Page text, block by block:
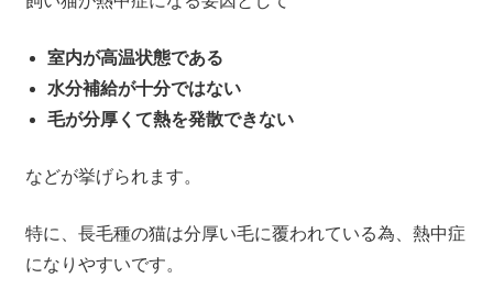
室内が高温状態である
水分補給が十分ではない
毛が分厚くて熱を発散できない
などが挙げられます。
特に、長毛種の猫は分厚い毛に覆われている為、熱中症
になりやすいです。